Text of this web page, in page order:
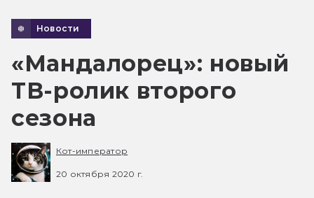
Новости
«Мандалорец»: новый
ТВ-ролик второго
сезона
Кот-император
20 октября 2020 г.